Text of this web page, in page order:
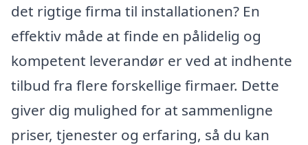
det rigtige firma til installationen? En
effektiv måde at finde en pålidelig og
kompetent leverandør er ved at indhente
tilbud fra flere forskellige firmaer. Dette
giver dig mulighed for at sammenligne
priser, tjenester og erfaring, så du kan